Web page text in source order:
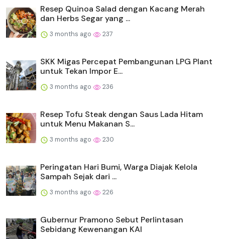
Resep Quinoa Salad dengan Kacang Merah
dan Herbs Segar yang ...
3 months ago 237
SKK Migas Percepat Pembangunan LPG Plant
untuk Tekan Impor E...
3 months ago 236
Resep Tofu Steak dengan Saus Lada Hitam
untuk Menu Makanan S...
3 months ago 230
Peringatan Hari Bumi, Warga Diajak Kelola
Sampah Sejak dari ...
3 months ago 226
Gubernur Pramono Sebut Perlintasan
Sebidang Kewenangan KAI